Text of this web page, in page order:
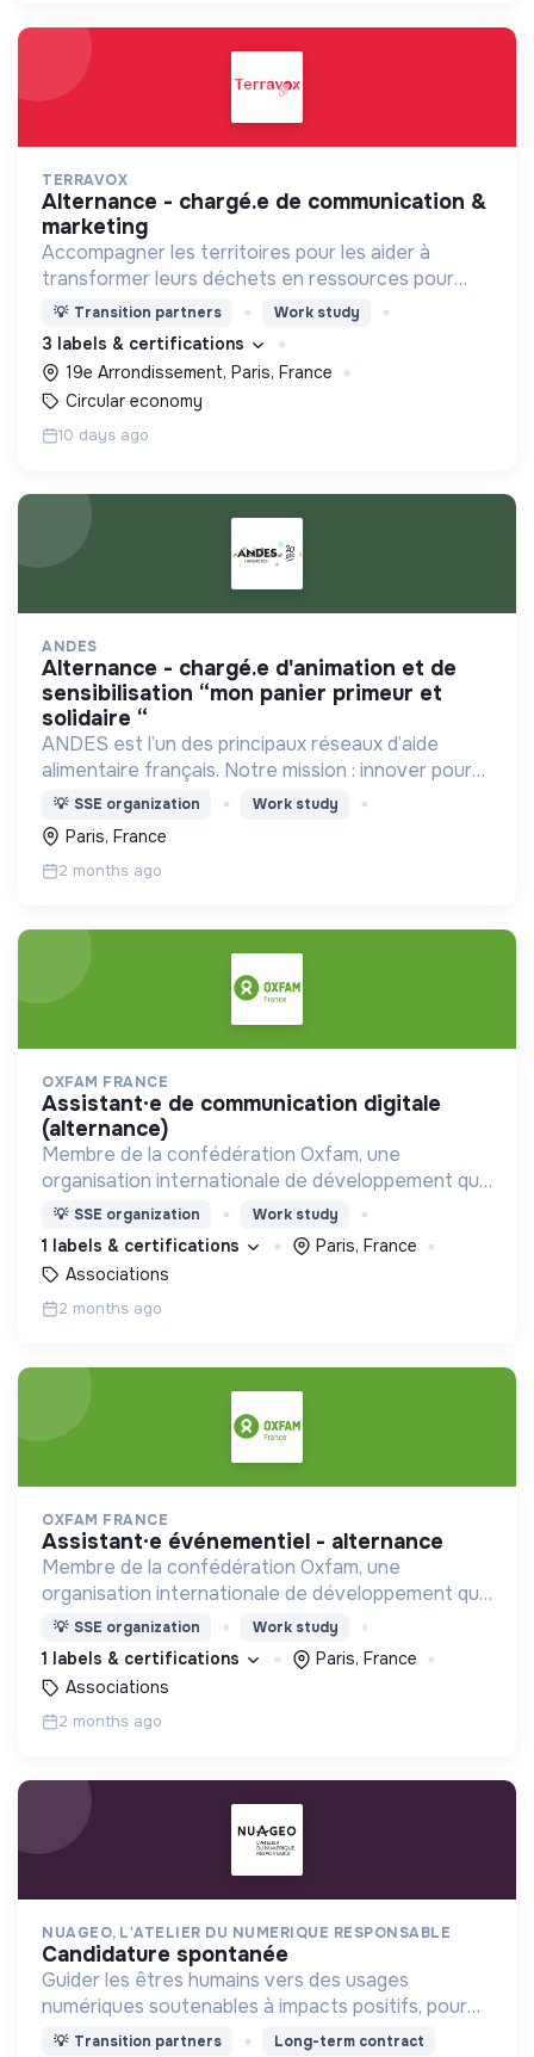
TERRAVOX
alternance - chargé.e de communication &
marketing
Accompagner les territoires pour les aider à
transformer leurs déchets en ressources pour
mieux vivre la ville !
💡 Transition partners Work study
3 labels & certifications
19e Arrondissement, Paris, France
Circular economy
10 days ago
ANDES
alternance - chargé.e d'animation et de
sensibilisation “mon panier primeur et
solidaire “
ANDES est l’un des principaux réseaux d’aide
alimentaire français. Notre mission : innover pour
l’insertion durable autour d’une alimentation de
qualité pour tous.
💡 SSE organization Work study
Paris, France
2 months ago
OXFAM FRANCE
assistant·e de communication digitale
(alternance)
Membre de la confédération Oxfam, une
organisation internationale de développement qui
met en oeuvre des solutions durables pour mettre
fin aux injustices qui engendrent la pauvreté.
💡 SSE organization Work study
1 labels & certifications
Paris, France
Associations
2 months ago
OXFAM FRANCE
assistant·e événementiel - alternance
Membre de la confédération Oxfam, une
organisation internationale de développement qui
met en oeuvre des solutions durables pour mettre
fin aux injustices qui engendrent la pauvreté.
💡 SSE organization Work study
1 labels & certifications
Paris, France
Associations
2 months ago
NUAGEO, L'ATELIER DU NUMERIQUE RESPONSABLE
candidature spontanée
Guider les êtres humains vers des usages
numériques soutenables à impacts positifs, pour
contribuer à une société libre et inclusive
💡 Transition partners Long-term contract